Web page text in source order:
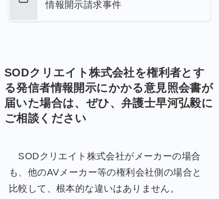
情報開示請求事件
SODクリエイト株式会社を権利者とす
る発信者情報開示にかかる意見照会書が
届いた場合は、ぜひ、弁護士早河弘毅に
ご相談ください
SODクリエイト株式会社がメーカーの場合
も、他のAVメーカー等の権利会社側の場合と
比較して、根本的な違いはありません。